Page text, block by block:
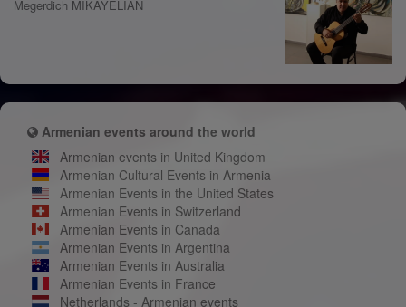
Megerdich MIKAYELIAN
Armenian events around the world
Armenian events in United Kingdom
Armenian Cultural Events in Armenia
Armenian Events in the United States
Armenian Events in Switzerland
Armenian Events in Canada
Armenian Events in Argentina
Armenian Events in Australia
Armenian Events in France
Netherlands - Armenian events